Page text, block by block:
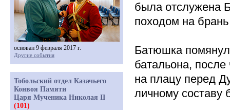
была отслужена
походом на
Батюшка
батальона,
на плацу перед
личному составу
основан 9 февраля 2017 г.
Другие события
Тобольский отдел Казачьего
Конвоя Памяти
Царя Мученика Николая II
(101)